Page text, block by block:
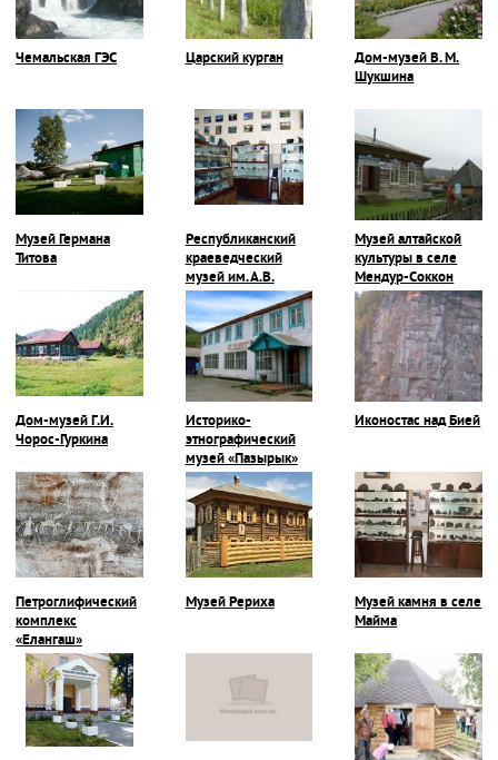
Чемальская ГЭС Царский курган
Дом-музей В. М.
Шукшина
Музей Германа
Титова
Республиканский
краеведческий
музей им. А.В.
Анохина
Музей алтайской
культуры в селе
Мендур-Соккон
Дом-музей Г.И.
Чорос-Гуркина
Историко-
этнографический
музей «Пазырык»
Иконостас над Бией
Петроглифический
комплекс
«Елангаш»
Музей Рериха
Музей камня в селе
Майма